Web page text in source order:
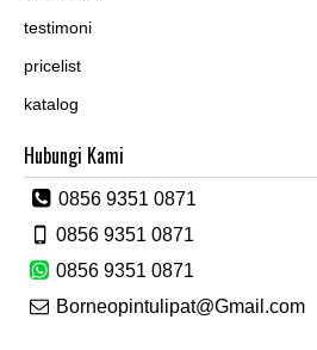
testimoni
pricelist
katalog
Hubungi Kami
0856 9351 0871
0856 9351 0871
0856 9351 0871
Borneopintulipat@Gmail.com